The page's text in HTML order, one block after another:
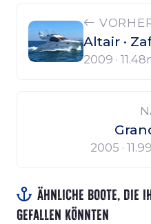
Altair ·
2009 ·
2005 ·
Ähnliche Boote, die
gefallen könnten